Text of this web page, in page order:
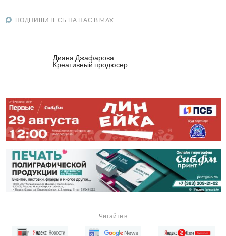
ПОДПИШИТЕСЬ НА НАС В MAX
Диана Джафарова
Креативный продюсер
Читайте в